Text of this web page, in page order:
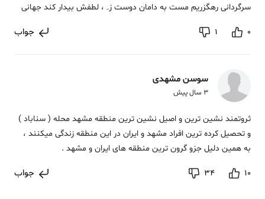
سرگردانی رھگزریم مست به دامان دوست زہ، لطفش بیدار کند جھانی
0
1 جواب
سوسن مشهدی
3 سال پیش
ثروتمند نشین ترین و اصیل نشین ترین منطقه مشهد محله ( سناباد )
و تحصیل کرده ترین افراد مشهد و ایران در این منطقه زندگی میکنند ،
به همین دلیل جزو گرون ترین منطقه های ایران و مشهد .
10
34 جواب